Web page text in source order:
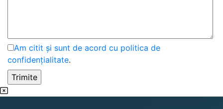
Am citit și sunt de acord cu politica de
confidențialitate.